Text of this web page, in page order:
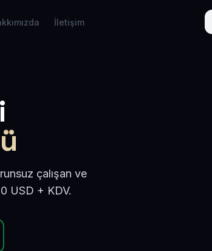
İletişim
çalışan ve
USD + KDV.